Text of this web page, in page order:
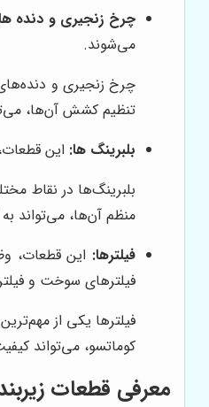
چرخ زنجیری و دنده
می‌شوند.
چرخ زنجیری و دنده‌های
تنظیم کشش آن‌ها،
بلبرینگ ها: این
بلبرینگ‌ها در نقاط
منظم آن‌ها، می‌تواند
فیلترها: این قطعات،
فیلترهای سوخت و
فیلترها یکی از
کوماتسو، می‌تواند
معرفی قطعات